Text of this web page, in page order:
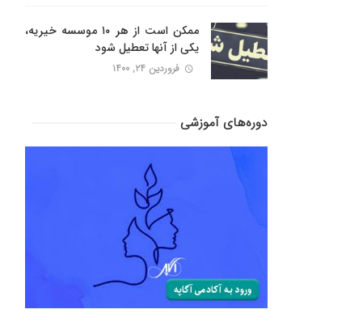
ممکن است از هر ۱۰ موسسه خیریه،
یکی از آنها تعطیل شود
فروردین ۲۴, ۱۴۰۰
دوره‌های آموزشی